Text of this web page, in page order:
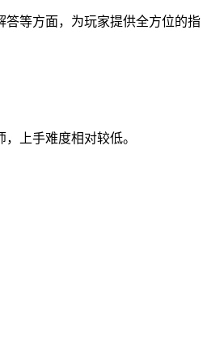
答等方面，为玩家提供全方位的指
上手难度相对较低。